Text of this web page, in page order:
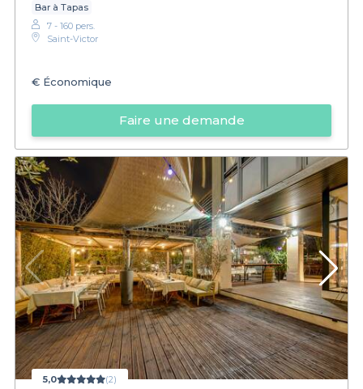
Bar à Tapas
7 - 160 pers.
Saint-Victor
€ Économique
Faire une demande
5,0 (2)